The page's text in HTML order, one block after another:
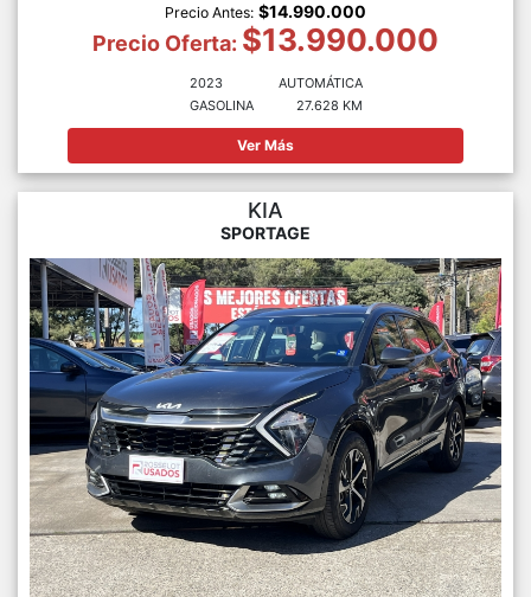
Precio Antes: $14.990.000
Precio Oferta: $13.990.000
2023
GASOLINA
AUTOMÁTICA
27.628 KM
Ver Más
KIA
SPORTAGE